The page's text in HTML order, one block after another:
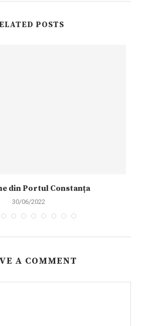
POSTS
din Portul Constanța
30/06/2022
A COMMENT